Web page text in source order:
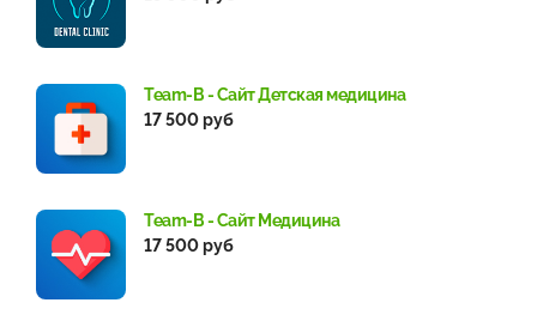
Team-B - Сайт Детская медицина
17 500 руб
Team-B - Сайт Медицина
17 500 руб